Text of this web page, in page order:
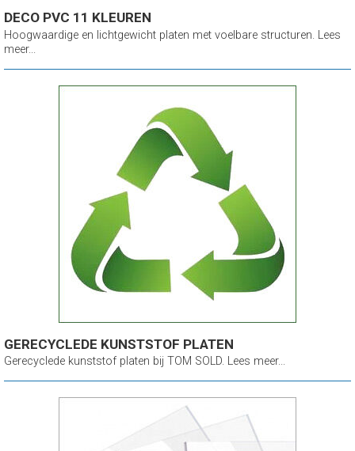
DECO PVC 11 KLEUREN
Hoogwaardige en lichtgewicht platen met voelbare structuren. Lees
meer...
GERECYCLEDE KUNSTSTOF PLATEN
Gerecyclede kunststof platen bij TOM SOLD. Lees meer...